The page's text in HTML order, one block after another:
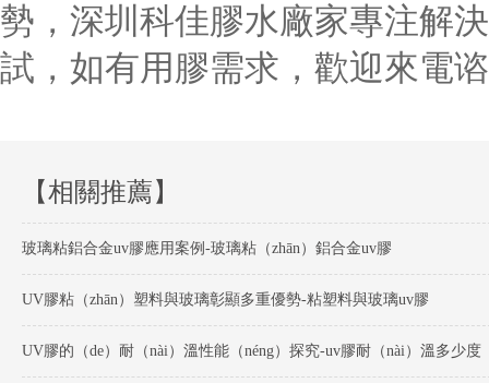
勢，深圳科佳膠水廠家專注解
試，如有用膠需求，歡迎來電
【相關推薦】
玻璃粘鋁合金uv膠應用案例-玻璃粘（zhān）鋁合金uv膠
UV膠粘（zhān）塑料與玻璃彰顯多重優勢-粘塑料與玻璃uv膠
UV膠的（de）耐（nài）溫性能（néng）探究-uv膠耐（nài）溫多少度